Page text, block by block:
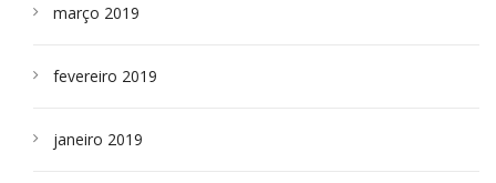
março 2019
fevereiro 2019
janeiro 2019